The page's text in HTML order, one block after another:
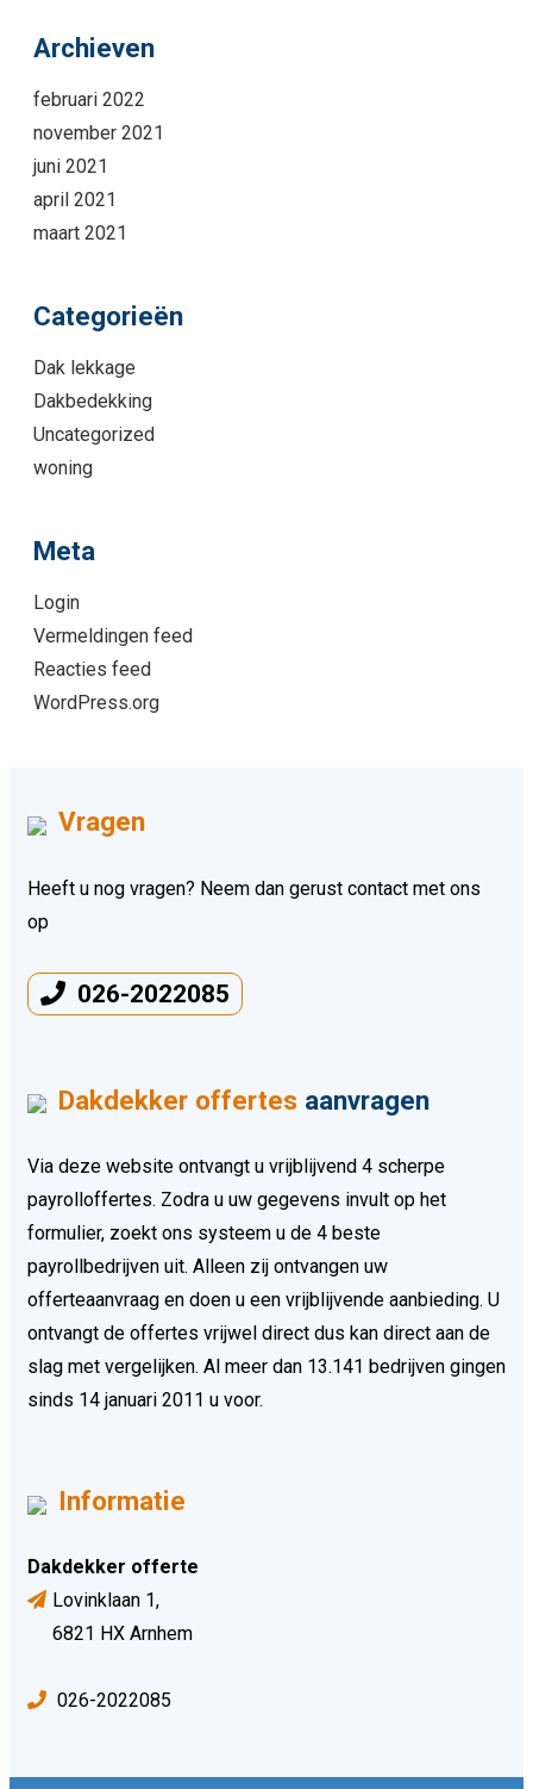
Archieven
februari 2022
november 2021
juni 2021
april 2021
maart 2021
Categorieën
Dak lekkage
Dakbedekking
Uncategorized
woning
Meta
Login
Vermeldingen feed
Reacties feed
WordPress.org
Vragen
Heeft u nog vragen? Neem dan gerust contact met ons
op
026-2022085
Dakdekker offertes aanvragen
Via deze website ontvangt u vrijblijvend 4 scherpe
payrolloffertes. Zodra u uw gegevens invult op het
formulier, zoekt ons systeem u de 4 beste
payrollbedrijven uit. Alleen zij ontvangen uw
offerteaanvraag en doen u een vrijblijvende aanbieding. U
ontvangt de offertes vrijwel direct dus kan direct aan de
slag met vergelijken. Al meer dan 13.141 bedrijven gingen
sinds 14 januari 2011 u voor.
Informatie
Dakdekker offerte
Lovinklaan 1,
6821 HX Arnhem
026-2022085